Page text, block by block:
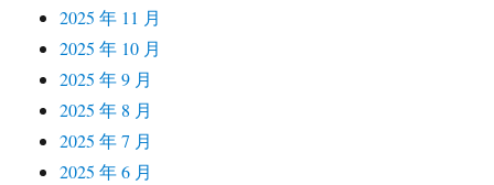
2025 年 11 月
2025 年 10 月
2025 年 9 月
2025 年 8 月
2025 年 7 月
2025 年 6 月